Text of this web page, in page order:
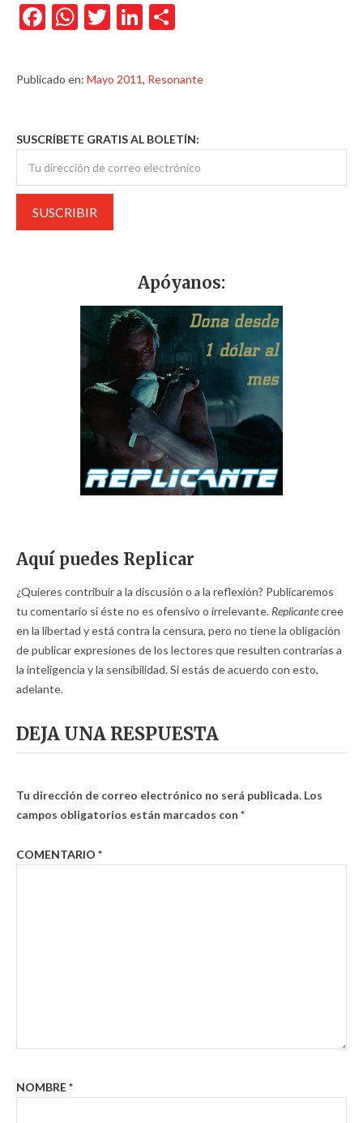
Facebook
WhatsApp
TwitterLinkedIn
Publicado en: Mayo 2011, Resonante
SUSCRÍBETE GRATIS AL BOLETÍN:
Apóyanos:
Aquí puedes Replicar
¿Quieres contribuir a la discusión o a la reflexión? Publicaremos
tu comentario si éste no es ofensivo o irrelevante. Replicantecree
en la libertad y está contra la censura, pero no tiene la obligación
de publicar expresiones de los lectores que resulten contrarias a
la inteligencia y la sensibilidad. Si estás de acuerdo con esto,
adelante.
DEJA UNA RESPUESTA
Tu dirección de correo electrónico no será publicada. Los
campos obligatorios están marcados con *
COMENTARIO *
NOMBRE*